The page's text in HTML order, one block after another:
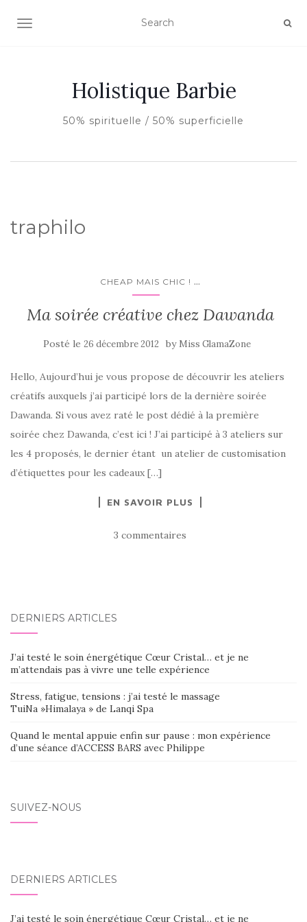
AFFICHER/MASQUER LA NAVIGATION
Holistique Barbie
50% spirituelle / 50% superficielle
traphilo
CHEAP MAIS CHIC ! ...
Ma soirée créative chez Dawanda
Posté le 26 décembre 2012 by Miss GlamaZone
Hello, Aujourd’hui je vous propose de découvrir les ateliers
créatifs auxquels j’ai participé lors de la dernière soirée
Dawanda. Si vous avez raté le post dédié à la première
soirée chez Dawanda, c’est ici ! J’ai participé à 3 ateliers sur
les 4 proposés, le dernier étant un atelier de customisation
d’étiquettes pour les cadeaux […]
EN SAVOIR PLUS
3 commentaires
DERNIERS ARTICLES
J’ai testé le soin énergétique Cœur Cristal… et je ne
m’attendais pas à vivre une telle expérience
Stress, fatigue, tensions : j’ai testé le massage
TuiNa »Himalaya » de Lanqi Spa
Quand le mental appuie enfin sur pause : mon expérience
d’une séance d’ACCESS BARS avec Philippe
SUIVEZ-NOUS
DERNIERS ARTICLES
J’ai testé le soin énergétique Cœur Cristal… et je ne